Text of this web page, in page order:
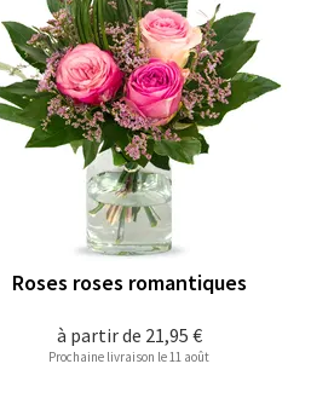
à partir de 21,95 €
Roses roses romantiques
Prochaine livraison le 11 août